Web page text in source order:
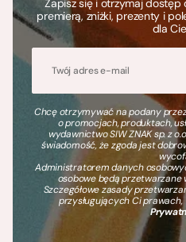
Zapisz się i otrzymaj
premierą, zniżki, prezenty i
dla
Chcę otrzymywać na podany
o promocjach, produktach,
wydawnictwo SIW ZNAK sp. z
świadomość, że zgoda jest
Administratorem danych
osobowe będą
Szczegółowe zasady
przysługujących Ci